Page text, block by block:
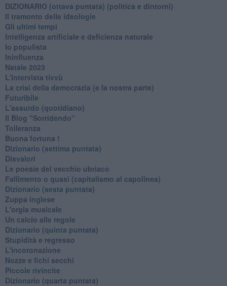
​DIZIONARIO (ottava puntata) (politica e dintorni)
Il tramonto delle ideologie
Gli ultimi tempi
Intelligenza artificiale e deficienza naturale
Io populista
Ininfluenza
Natale 2023
L'intervista tivvù
La crisi della democrazia (e la nostra parte)
Futuribile
L'assurdo (quotidiano)
Il Blog "Sorridendo"
Tolleranza
Buona fortuna !
​Dizionario (settima puntata)
Disvalori
Le poesie del vecchio ubriaco
Fallimento o quasi (capitalismo al capolinea)
Dizionario (sesta puntata)
Zuppa inglese
L'orgia musicale
Un calcio alle regole
Dizionario (quinta puntata)
Stupidità e regresso
L'incoronazione
Nozze e fichi secchi
Piccole rivincite
​Dizionario (quarta puntata)